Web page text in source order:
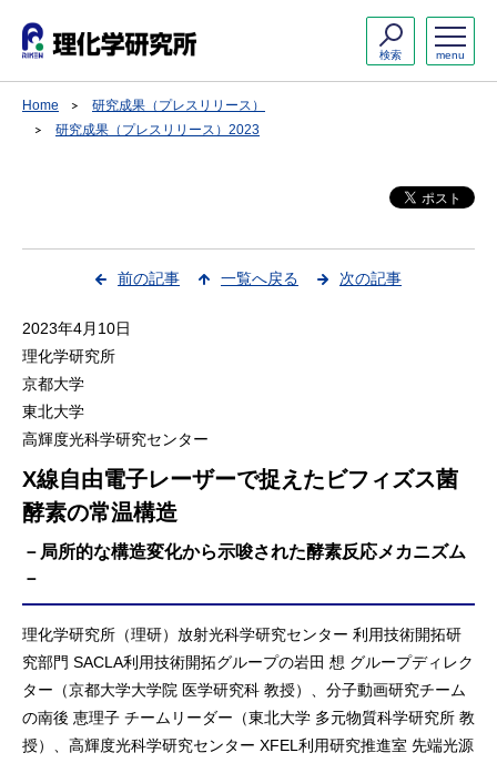
menu
検索
Home
研究成果（プレスリリース）
研究成果（プレスリリース）2023
前の記事 一覧へ戻る 次の記事
2023年4月10日
理化学研究所
京都大学
東北大学
高輝度光科学研究センター
X線自由電子レーザーで捉えたビフィズス菌
酵素の常温構造
－局所的な構造変化から示唆された酵素反応メカニズム
－
理化学研究所（理研）放射光科学研究センター 利用技術開拓研
究部門 SACLA利用技術開拓グループの岩田 想 グループディレク
ター（京都大学大学院 医学研究科 教授）、分子動画研究チーム
の南後 恵理子 チームリーダー（東北大学 多元物質科学研究所 教
授）、高輝度光科学研究センター XFEL利用研究推進室 先端光源